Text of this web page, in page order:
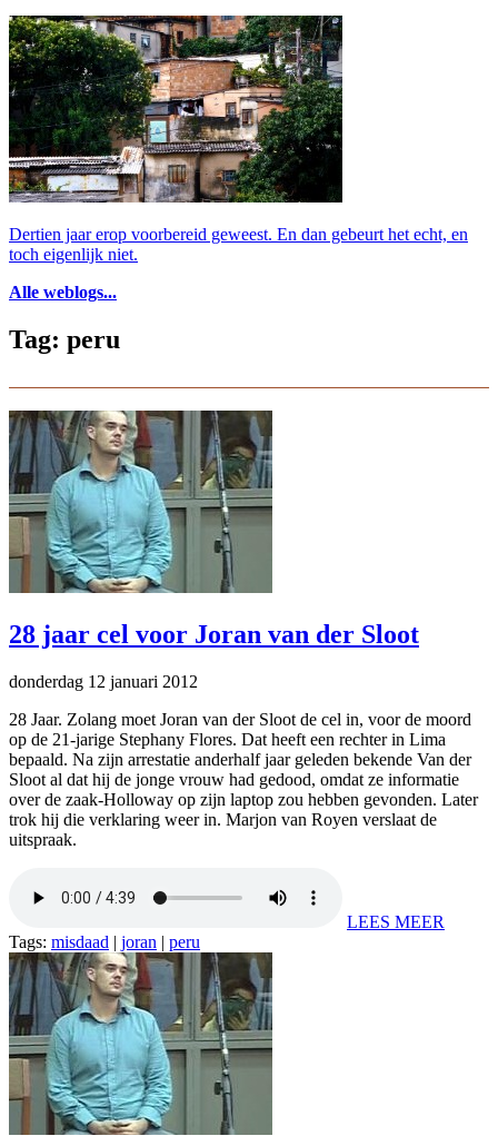
Dertien jaar erop voorbereid geweest. En dan gebeurt het echt, en
toch eigenlijk niet.
Alle weblogs...
Tag: peru
28 jaar cel voor Joran van der Sloot
donderdag 12 januari 2012
28 Jaar. Zolang moet Joran van der Sloot de cel in, voor de moord
op de 21-jarige Stephany Flores. Dat heeft een rechter in Lima
bepaald. Na zijn arrestatie anderhalf jaar geleden bekende Van der
Sloot al dat hij de jonge vrouw had gedood, omdat ze informatie
over de zaak-Holloway op zijn laptop zou hebben gevonden. Later
trok hij die verklaring weer in. Marjon van Royen verslaat de
uitspraak.
LEES MEER
Tags: misdaad | joran | peru